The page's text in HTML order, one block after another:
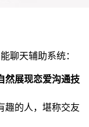
聊天辅助系统：
然展现恋爱沟通技
趣的人，堪称交友